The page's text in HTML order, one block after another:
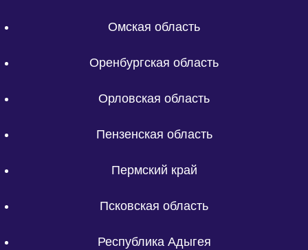
Омская область
Оренбургская область
Орловская область
Пензенская область
Пермский край
Псковская область
Республика Адыгея